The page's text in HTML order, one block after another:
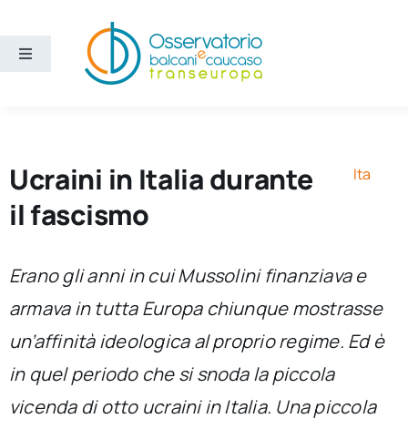
contenuto
Toggle
Ricerca e divulgazione
Sezioni
Chi siamo
per:
Ucraini in Italia durante
il fascismo
Ita
Erano gli anni in cui Mussolini finanziava e
armava in tutta Europa chiunque mostrasse
un’affinità ideologica al proprio regime. Ed è
in quel periodo che si snoda la piccola
vicenda di otto ucraini in Italia. Una piccola